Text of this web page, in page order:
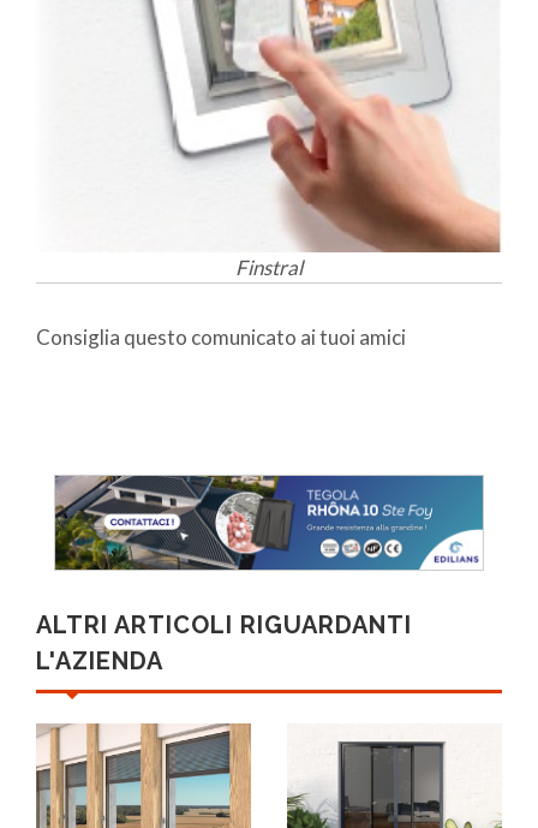
Finstral
Consiglia questo comunicato ai tuoi amici
ALTRI ARTICOLI RIGUARDANTI
L'AZIENDA